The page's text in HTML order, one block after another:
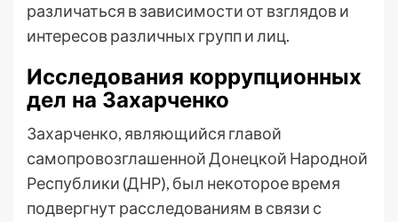
различаться в зависимости от взглядов и
интересов различных групп и лиц.
Исследования коррупционных
дел на Захарченко
Захарченко, являющийся главой
самопровозглашенной Донецкой Народной
Республики (ДНР), был некоторое время
подвергнут расследованиям в связи с